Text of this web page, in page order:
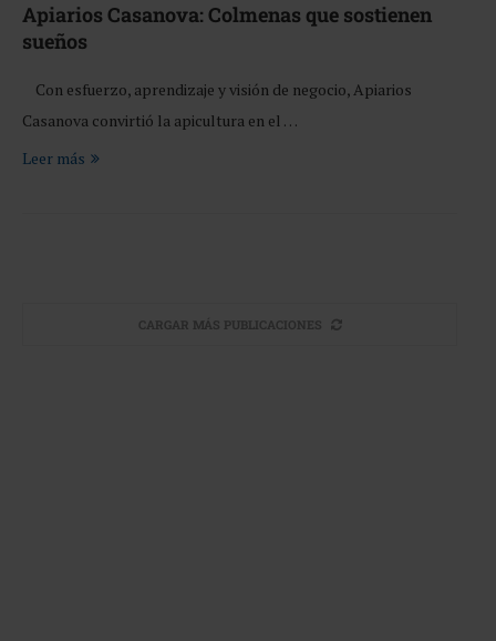
Apiarios Casanova: Colmenas que sostienen
sueños
Con esfuerzo, aprendizaje y visión de negocio, Apiarios
Casanova convirtió la apicultura en el …
Leer más
CARGAR MÁS PUBLICACIONES